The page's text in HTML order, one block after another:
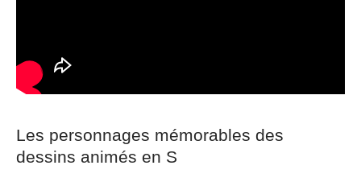
Les personnages mémorables des
dessins animés en S